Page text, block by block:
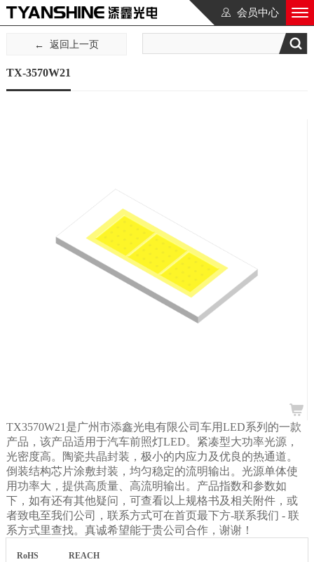
会员中心
返回上一页
TX-3570W21
TX3570W21是广州市添鑫光电有限公司车用LED系列的一款
产品，该产品适用于汽车前照灯LED。紧凑型大功率光源，
光密度高。陶瓷共晶封装，极小的内应力及优良的热通道。
倒装结构芯片涂敷封装，均匀稳定的流明输出。光源单体使
用功率大，提供高质量、高流明输出。产品指数和参数如
下，如有还有其他疑问，可查看以上规格书及相关附件，或
者致电至我们公司，联系方式可在首页最下方-联系我们 - 联
系方式里查找。真诚希望能于贵公司合作，谢谢！
RoHS REACH